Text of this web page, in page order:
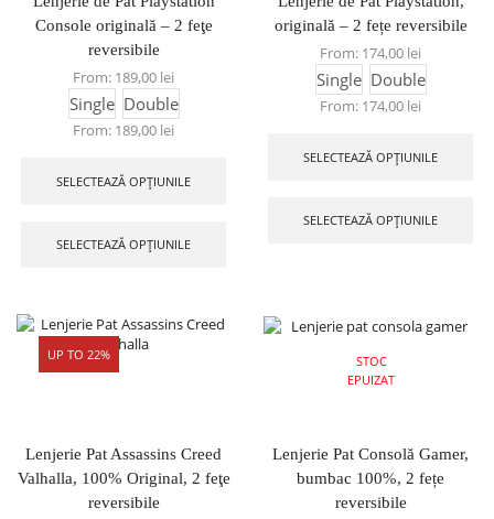
Console originală – 2 feţe
reversibile
From: 189,00 lei
Single Double
From: 189,00 lei
SELECTEAZĂ OPȚIUNILE
SELECTEAZĂ OPȚIUNILE
originală – 2 fețe reversibile
From: 174,00 lei
Single Double
From: 174,00 lei
SELECTEAZĂ OPȚIUNILE
SELECTEAZĂ OPȚIUNILE
UP TO 22%
Lenjerie Pat Assassins Creed
Valhalla, 100% Original, 2 feţe
reversibile
STOC
EPUIZAT
Lenjerie Pat Consolă Gamer,
bumbac 100%, 2 fețe
reversibile